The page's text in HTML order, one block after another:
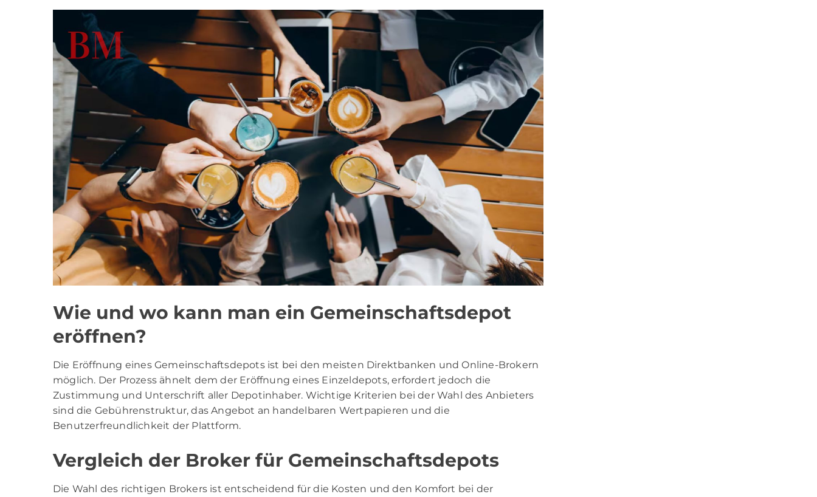
Wie und wo kann man ein Gemeinschaftsdepot
eröffnen?
Die Eröffnung eines Gemeinschaftsdepots ist bei den meisten Direktbanken und Online-Brokern
möglich. Der Prozess ähnelt dem der Eröffnung eines Einzeldepots, erfordert jedoch die
Zustimmung und Unterschrift aller Depotinhaber. Wichtige Kriterien bei der Wahl des Anbieters
sind die Gebührenstruktur, das Angebot an handelbaren Wertpapieren und die
Benutzerfreundlichkeit der Plattform.
Vergleich der Broker für Gemeinschaftsdepots
Die Wahl des richtigen Brokers ist entscheidend für die Kosten und den Komfort bei der